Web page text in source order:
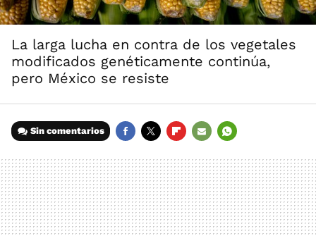
La larga lucha en contra de los vegetales
modificados genéticamente continúa,
pero México se resiste
Sin comentarios
MAIL